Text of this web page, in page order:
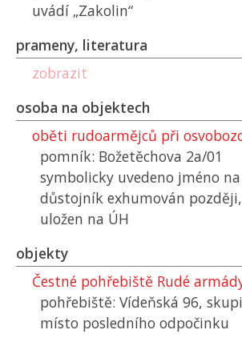
uvádí „Zakolin“
prameny, literatura
zobrazit
osoba na objektech
oběti rudoarmějců při
pomník: Božetěchova 2a/01
symbolicky uvedeno jméno
důstojník exhumován
uložen na ÚH
objekty
Čestné pohřebiště Rudé
pohřebiště: Vídeňská 96,
místo posledního odpočinku